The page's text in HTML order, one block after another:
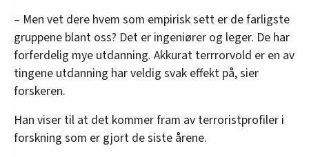
– Men vet dere hvem som empirisk sett er de farligste
gruppene blant oss? Det er ingeniører og leger. De har
forferdelig mye utdanning. Akkurat terrrorvold er en av
tingene utdanning har veldig svak effekt på, sier
forskeren.
Han viser til at det kommer fram av terroristprofiler i
forskning som er gjort de siste årene.